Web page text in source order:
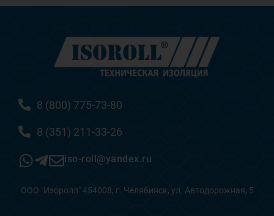
8 (800) 775-73-80
8 (351) 211-33-26
iso-roll@yandex.ru
ООО "Изоролл" 454008, г. Челябинск, ул. Автодорожная, 5